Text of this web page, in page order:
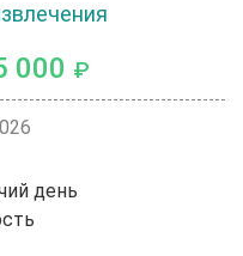
000 ₽
день